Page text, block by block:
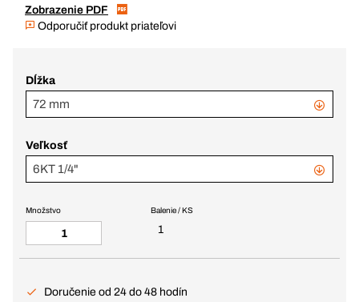
Zobrazenie PDF
Odporučiť produkt priateľovi
Dĺžka
72 mm
Veľkosť
6KT 1/4"
Balenie / KS
1
Množstvo
Doručenie od 24 do 48 hodín